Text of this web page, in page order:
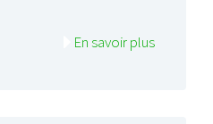
En savoir plus